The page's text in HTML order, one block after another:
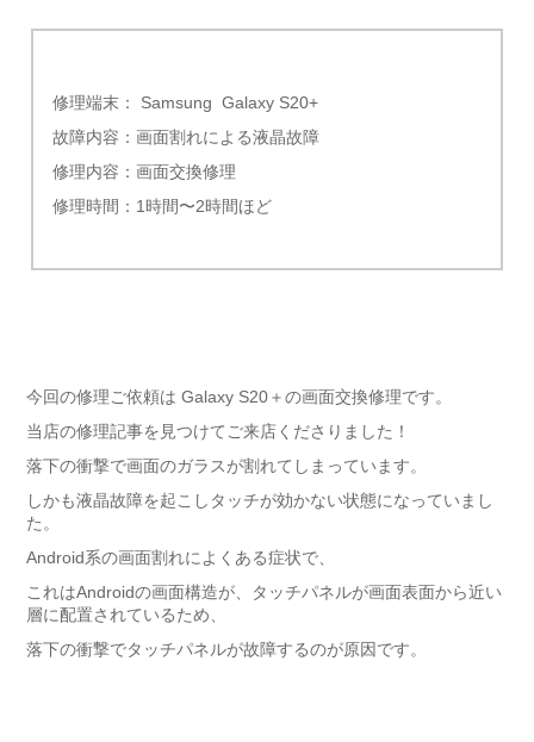
修理端末： Samsung Galaxy S20+
故障内容：画面割れによる液晶故障
修理内容：画面交換修理
修理時間：1時間〜2時間ほど
今回の修理ご依頼は Galaxy S20＋の画面交換修理です。
当店の修理記事を見つけてご来店くださりました！
落下の衝撃で画面のガラスが割れてしまっています。
しかも液晶故障を起こしタッチが効かない状態になっていまし
た。
Android系の画面割れによくある症状で、
これはAndroidの画面構造が、タッチパネルが画面表面から近い
層に配置されているため、
落下の衝撃でタッチパネルが故障するのが原因です。